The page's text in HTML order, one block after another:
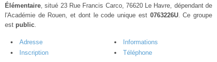
Élémentaire, situé 23 Rue Francis Carco, 76620 Le Havre, dépendant de
l'Académie de Rouen, et dont le code unique est 0763226U. Ce groupe
est public.
Adresse
Informations
Inscription
Téléphone